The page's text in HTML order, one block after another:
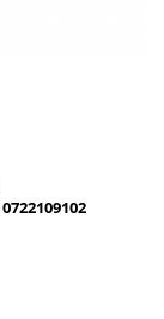
0722109102